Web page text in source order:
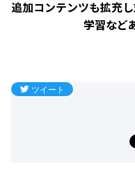
追加コンテンツも拡充
学習など